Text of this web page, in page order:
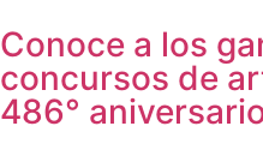
Conoce a los
concursos de
486°